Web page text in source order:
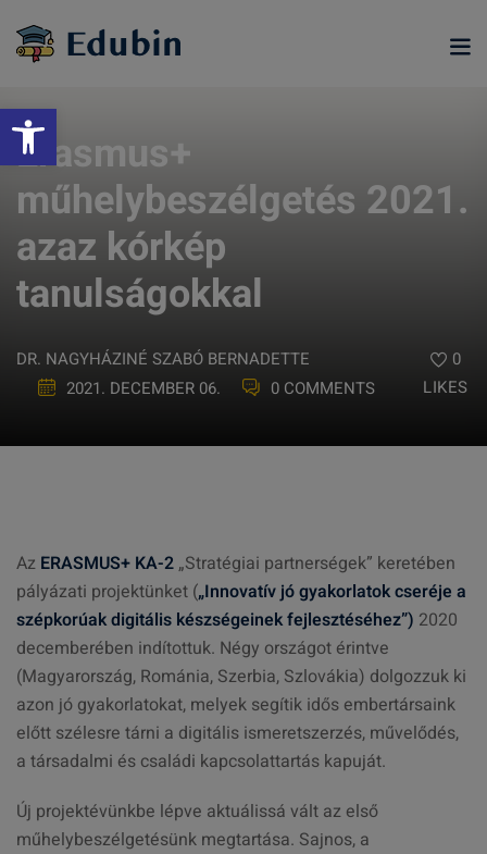
Eszköztár megnyitása
content
Erasmus+
műhelybeszélgetés 2021.
azaz kórkép
tanulságokkal
DR. NAGYHÁZINÉ SZABÓ BERNADETTE
2021. DECEMBER 06.
0 COMMENTS
0
LIKES
Az ERASMUS+ KA-2„Stratégiai partnerségek” keretében
pályázati projektünket („Innovatív jó gyakorlatok cseréje a
szépkorúak digitális készségeinek fejlesztéséhez”) 2020
decemberében indítottuk. Négy országot érintve
(Magyarország, Románia, Szerbia, Szlovákia) dolgozzuk ki
azon jó gyakorlatokat, melyek segítik idős embertársaink
előtt szélesre tárni a digitális ismeretszerzés, művelődés,
a társadalmi és családi kapcsolattartás kapuját.
Új projektévünkbe lépve aktuálissá vált az első
műhelybeszélgetésünk megtartása. Sajnos, a